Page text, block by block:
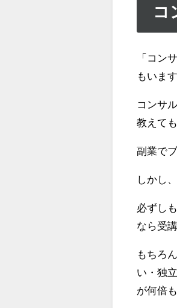
コ
「コン
もいま
コンサ
教えて
副業で
しかし
必ずし
なら受
もちろ
い・独
が何倍